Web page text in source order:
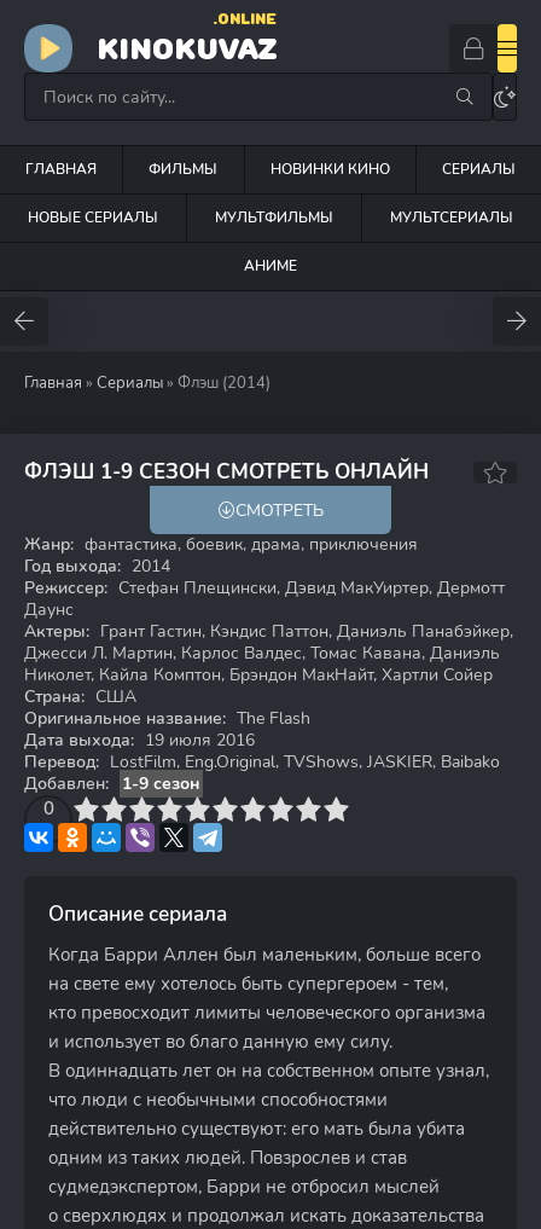
KINOKUVAZ
.ONLINE
ГЛАВНАЯ ФИЛЬМЫ НОВИНКИ КИНО СЕРИАЛЫ
НОВЫЕ СЕРИАЛЫ МУЛЬТФИЛЬМЫ МУЛЬТСЕРИАЛЫ
АНИМЕ
Главная » Сериалы » Флэш (2014)
ФЛЭШ 1-9 СЕЗОН СМОТРЕТЬ ОНЛАЙН
7.4 7.5
СМОТРЕТЬ
Жанр: фантастика, боевик, драма, приключения
Год выхода: 2014
Режиссер: Стефан Плещински, Дэвид МакУиртер, Дермотт
Даунс
Актеры: Грант Гастин, Кэндис Паттон, Даниэль Панабэйкер,
Джесси Л. Мартин, Карлос Валдес, Томас Кавана, Даниэль
Николет, Кайла Комптон, Брэндон МакНайт, Хартли Сойер
Страна: США
Оригинальное название: The Flash
Дата выхода: 19 июля 2016
Перевод: LostFilm, Eng.Original, TVShows, JASKIER, Baibako
Добавлен:
1-9 сезон
0
4 6 7 8 9 10
Описание сериала
Когда Барри Аллен был маленьким, больше всего
на свете ему хотелось быть супергероем - тем,
кто превосходит лимиты человеческого организма
и использует во благо данную ему силу.
В одиннадцать лет он на собственном опыте узнал,
что люди с необычными способностями
действительно существуют: его мать была убита
одним из таких людей. Повзрослев и став
судмедэкспертом, Барри не отбросил мыслей
о сверхлюдях и продолжал искать доказательства